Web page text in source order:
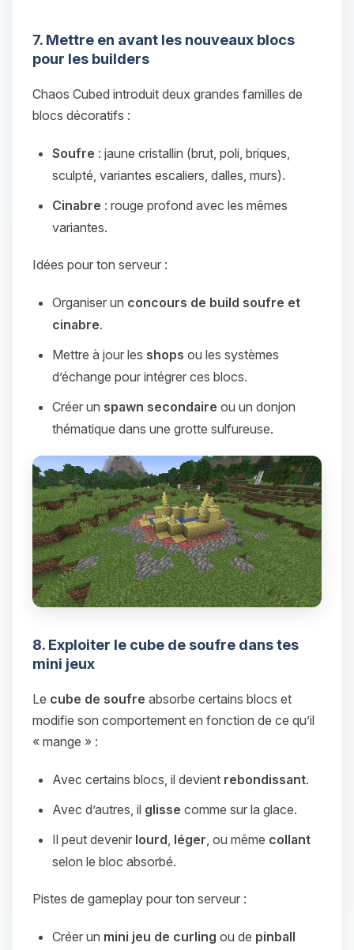
7. Mettre en avant les nouveaux blocs
pour les builders
Chaos Cubed introduit deux grandes familles de
blocs décoratifs :
Soufre : jaune cristallin (brut, poli, briques,
sculpté, variantes escaliers, dalles, murs).
Cinabre : rouge profond avec les mêmes
variantes.
Idées pour ton serveur :
Organiser un concours de build soufre et
cinabre.
Mettre à jour les shops ou les systèmes
d’échange pour intégrer ces blocs.
Créer un spawn secondaire ou un donjon
thématique dans une grotte sulfureuse.
8. Exploiter le cube de soufre dans tes
mini jeux
Le cube de soufre absorbe certains blocs et
modifie son comportement en fonction de ce qu’il
« mange » :
Avec certains blocs, il devient rebondissant.
Avec d’autres, il glisse comme sur la glace.
Il peut devenir lourd léger , ou même collant
selon le bloc absorbé.
Pistes de gameplay pour ton serveur :
Créer un mini jeu de curling ou de pinball